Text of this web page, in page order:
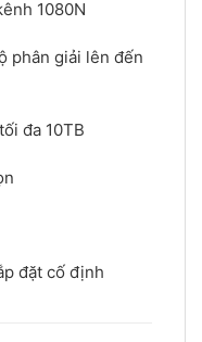
1080N
phân giải lên đến
đa 10TB
đặt cố định